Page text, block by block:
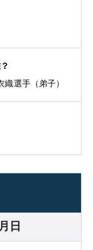
選手（弟子）
日